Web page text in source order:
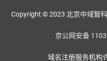
Copyright © 2023 北京中域智
京公网安备
域名注册服务机构